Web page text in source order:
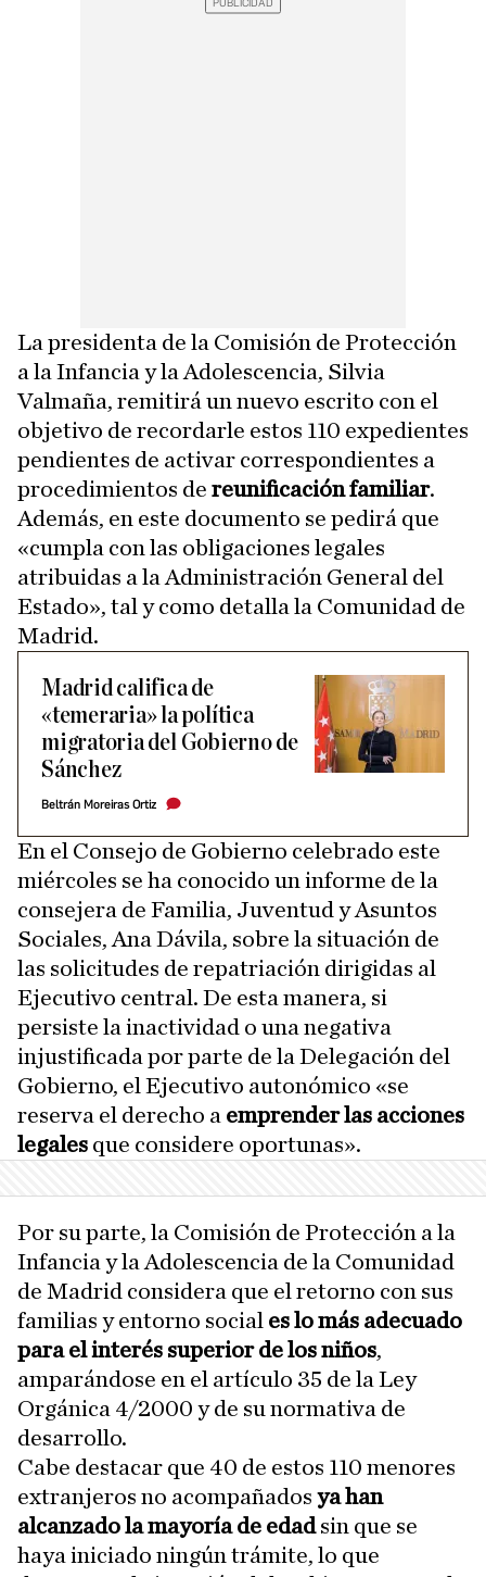
La presidenta de la Comisión de Protección
a la Infancia y la Adolescencia, Silvia
Valmaña, remitirá un nuevo escrito con el
objetivo de recordarle estos 110 expedientes
pendientes de activar correspondientes a
procedimientos de reunificación familiar.
Además, en este documento se pedirá que
«cumpla con las obligaciones legales
atribuidas a la Administración General del
Estado», tal y como detalla la Comunidad de
Madrid.
Madrid califica de
«temeraria» la política
migratoria del Gobierno de
Sánchez
Beltrán Moreiras Ortiz
En el Consejo de Gobierno celebrado este
miércoles se ha conocido un informe de la
consejera de Familia, Juventud y Asuntos
Sociales, Ana Dávila, sobre la situación de
las solicitudes de repatriación dirigidas al
Ejecutivo central. De esta manera, si
persiste la inactividad o una negativa
injustificada por parte de la Delegación del
Gobierno, el Ejecutivo autonómico «se
reserva el derecho a emprender las acciones
legales que considere oportunas».
Por su parte, la Comisión de Protección a la
Infancia y la Adolescencia de la Comunidad
de Madrid considera que el retorno con sus
familias y entorno social es lo más adecuado
para el interés superior de los niños,
amparándose en el artículo 35 de la Ley
Orgánica 4/2000 y de su normativa de
desarrollo.
Cabe destacar que 40 de estos 110 menores
extranjeros no acompañados ya han
alcanzado la mayoría de edadsin que se
haya iniciado ningún trámite, lo que